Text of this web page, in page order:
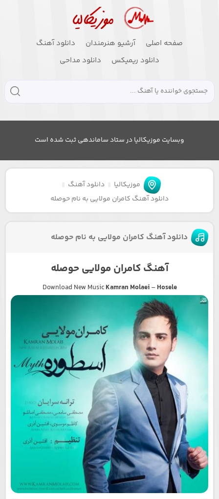
صفحه اصلی آرشیو هنرمندان
دانلود آهنگ
دانلود ریمیکس
دانلود مداحی
وبسایت موزیکالیا در ستاد ساماندهی ثبت شده است
موزیکالیا
دانلود آهنگ
دانلود آهنگ کامران مولایی به نام حوصله
دانلود آهنگ کامران مولایی به نام حوصله
آهنگ کامران مولایی حوصله
Download New MusicKamran Molaei– Hosele